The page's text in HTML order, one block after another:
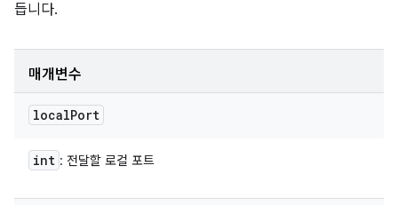
듭니다.
매개변수
localPort
int : 전달할 로컬 포트